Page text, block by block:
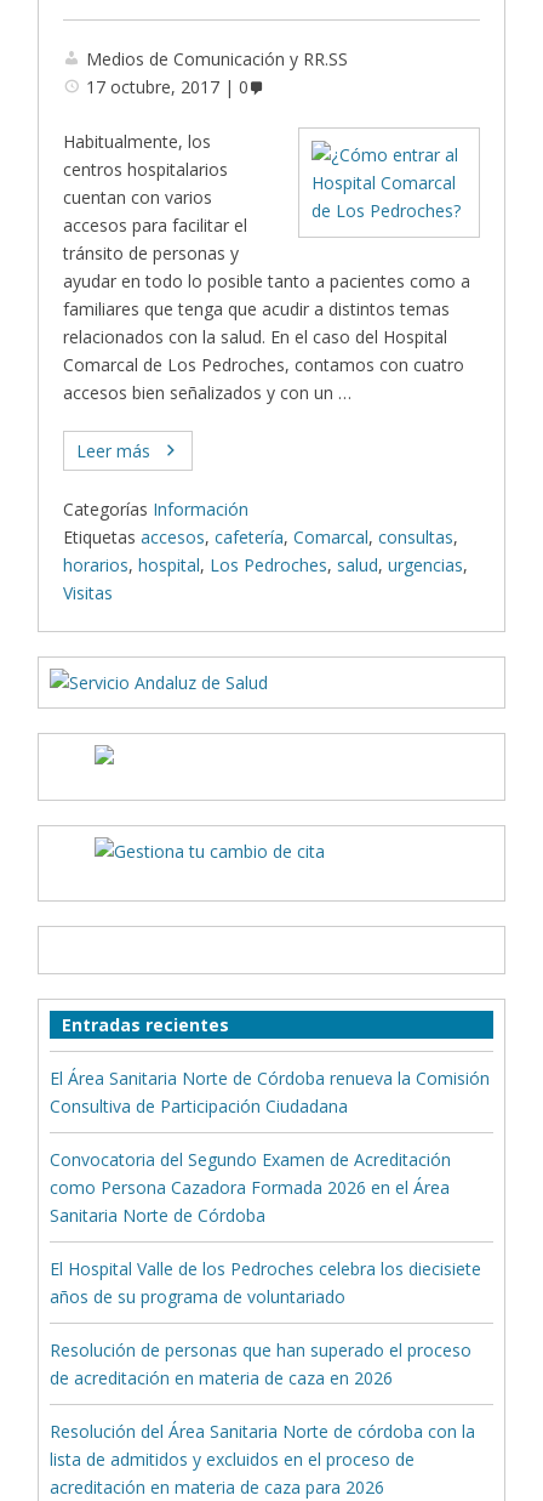
Medios de Comunicación y RR.SS
17 octubre, 2017
0
Habitualmente, los
centros hospitalarios
cuentan con varios
accesos para facilitar el
tránsito de personas y
ayudar en todo lo posible tanto a pacientes como a
familiares que tenga que acudir a distintos temas
relacionados con la salud. En el caso del Hospital
Comarcal de Los Pedroches, contamos con cuatro
accesos bien señalizados y con un …
Leer más
Categorías Información
Etiquetas accesos,cafetería,Comarcal,consultas,
horarios,hospital, Los Pedroches, salud,urgencias,
Visitas
Entradas recientes
El Área Sanitaria Norte de Córdoba renueva la Comisión
Consultiva de Participación Ciudadana
Convocatoria del Segundo Examen de Acreditación
como Persona Cazadora Formada 2026 en el Área
Sanitaria Norte de Córdoba
El Hospital Valle de los Pedroches celebra los diecisiete
años de su programa de voluntariado
Resolución de personas que han superado el proceso
de acreditación en materia de caza en 2026
Resolución del Área Sanitaria Norte de córdoba con la
lista de admitidos y excluidos en el proceso de
acreditación en materia de caza para 2026